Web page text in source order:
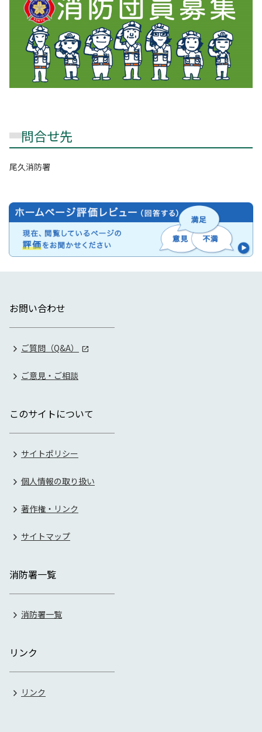
問合せ先
尾久消防署
お問い合わせ
ご質問（Q&A）
ご意見・ご相談
このサイトについて
サイトポリシー
個人情報の取り扱い
著作権・リンク
サイトマップ
消防署一覧
消防署一覧
リンク
リンク